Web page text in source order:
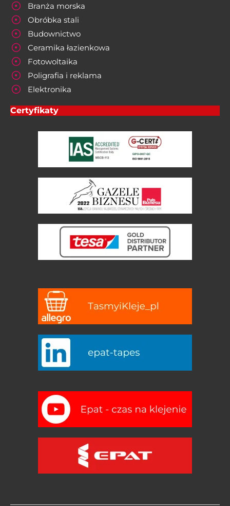
Branża morska
Obróbka stali
Budownictwo
Ceramika łazienkowa
Fotowoltaika
Poligrafia i reklama
Elektronika
Certyfikaty